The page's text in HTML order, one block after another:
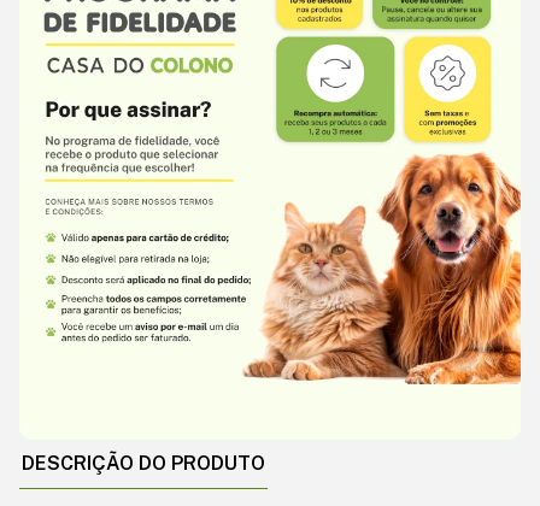
DESCRIÇÃO DO PRODUTO